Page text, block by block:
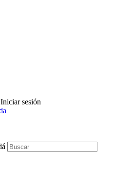
Iniciar sesión